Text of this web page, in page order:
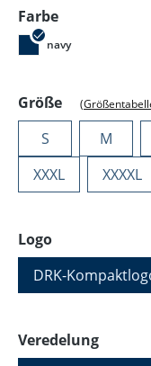
Farbeauswählen
navy
Größeauswählen
S M
XXXL
XXXXL
Logoauswählen
DRK-
Veredelung